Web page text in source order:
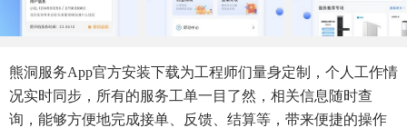
熊洞服务app官方安装下载为工程师们量身定制，个人工作情
况实时同步，所有的服务工单一目了然，相关信息随时查
询，能够方便地完成接单、反馈、结算等，带来便捷的操作